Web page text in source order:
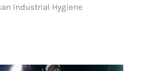
Industrial Hygiene